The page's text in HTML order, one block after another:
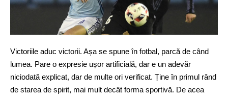
Victoriile aduc victorii. Așa se spune în fotbal, parcă de când
lumea. Pare o expresie ușor artificială, dar e un adevăr
niciodată explicat, dar de multe ori verificat. Ține în primul rând
de starea de spirit, mai mult decât forma sportivă. De acea